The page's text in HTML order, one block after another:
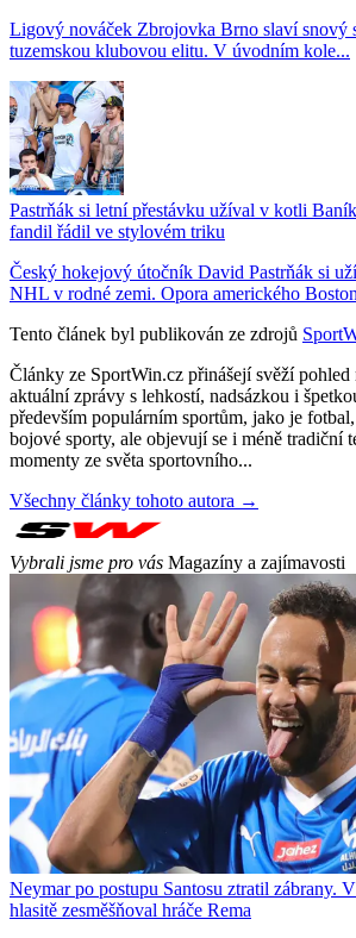
Ligový nováček Zbrojovka Brno slaví snový
tuzemskou klubovou elitu. V úvodním kole...
Pastrňák si letní přestávku užíval v kotli
fandil řádil ve stylovém triku
Český hokejový útočník David Pastrňák si
NHL v rodné zemi. Opora amerického
Tento článek byl publikován ze zdrojů
Články ze SportWin.cz přinášejí svěží
aktuální zprávy s lehkostí, nadsázkou i
především populárním sportům, jako je
bojové sporty, ale objevují se i méně tradiční
momenty ze světa sportovního...
Všechny články tohoto autora →
Vybrali jsme pro vás Magazíny a zajímavosti
Neymar po postupu Santosu ztratil zábrany.
hlasitě zesměšňoval hráče Rema